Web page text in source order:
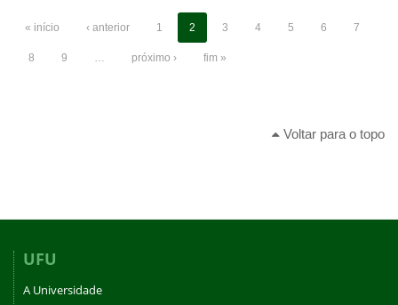
« início ‹ anterior 1 2 3 4 5 6 7
8 9 … próximo › fim »
Voltar para o topo
UFU
A Universidade